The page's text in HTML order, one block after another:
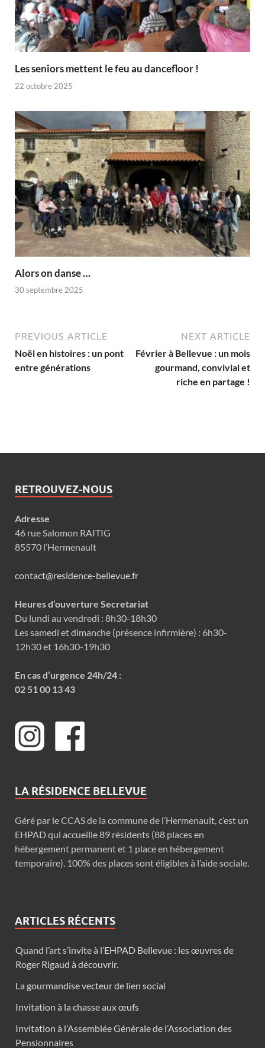
Les seniors mettent le feu au dancefloor !
22 octobre 2025
Alors on danse …
30 septembre 2025
PREVIOUS ARTICLE
Noël en histoires : un pont
entre générations
NEXT ARTICLE
Février à Bellevue : un mois
gourmand, convivial et
riche en partage !
RETROUVEZ-NOUS
Adresse
46 rue Salomon RAITIG
85570 l’Hermenault
contact@residence-bellevue.fr
Heures d’ouverture Secretariat
Du lundi au vendredi : 8h30-18h30
Les samedi et dimanche (présence infirmière) : 6h30-
12h30 et 16h30-19h30
En cas d’urgence 24h/24 :
02 51 00 13 43
LA RÉSIDENCE BELLEVUE
Géré par le CCAS de la commune de l’Hermenault, c’est un
EHPAD qui accueille 89 résidents (88 places en
hébergement permanent et 1 place en hébergement
temporaire). 100% des places sont éligibles à l’aide sociale.
ARTICLES RÉCENTS
Quand l’art s’invite à l’EHPAD Bellevue : les œuvres de
Roger Rigaud à découvrir.
La gourmandise vecteur de lien social
Invitation à la chasse aux œufs
Invitation à l’Assemblée Générale de l’Association des
Pensionnaires